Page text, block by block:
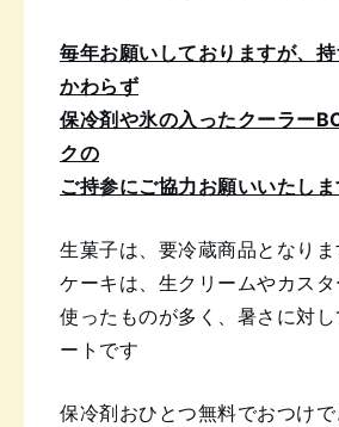
毎年お願いしておりますが、
かわらず
保冷剤や氷の入ったクーラー
クの
ご持参にご協力お願いいたし
生菓子は、要冷蔵商品となりま
ケーキは、生クリームやカス
使ったものが多く、暑さに対
ートです
保冷剤おひとつ無料でおつけ